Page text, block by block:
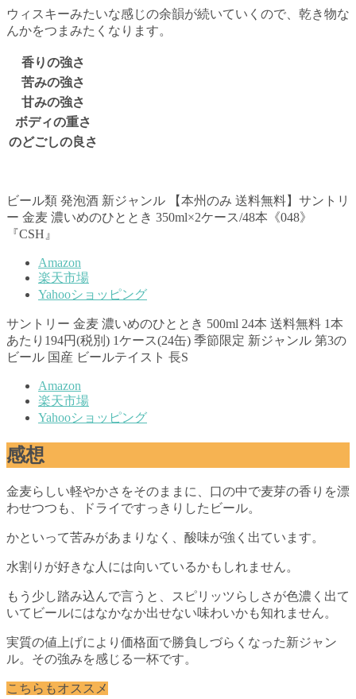
ウィスキーみたいな感じの余韻が続いていくので、乾き物な
んかをつまみたくなります。
香りの強さ
苦みの強さ
甘みの強さ
ボディの重さ
のどごしの良さ
ビール類 発泡酒 新ジャンル 【本州のみ 送料無料】サントリ
ー 金麦 濃いめのひととき 350ml×2ケース/48本《048》
『CSH』
Amazon
楽天市場
Yahooショッピング
サントリー 金麦 濃いめのひととき 500ml 24本 送料無料 1本
あたり194円(税別) 1ケース(24缶) 季節限定 新ジャンル 第3の
ビール 国産 ビールテイスト 長S
Amazon
楽天市場
Yahooショッピング
感想
金麦らしい軽やかさをそのままに、口の中で麦芽の香りを漂
わせつつも、ドライですっきりしたビール。
かといって苦みがあまりなく、酸味が強く出ています。
水割りが好きな人には向いているかもしれません。
もう少し踏み込んで言うと、スピリッツらしさが色濃く出て
いてビールにはなかなか出せない味わいかも知れません。
実質の値上げにより価格面で勝負しづらくなった新ジャン
ル。その強みを感じる一杯です。
こちらもオススメ